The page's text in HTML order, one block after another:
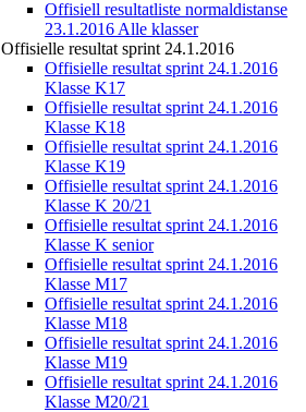
Offisiell resultatliste normaldistanse
23.1.2016 Alle klasser
Offisielle resultat sprint 24.1.2016
Offisielle resultat sprint 24.1.2016
Klasse K17
Offisielle resultat sprint 24.1.2016
Klasse K18
Offisielle resultat sprint 24.1.2016
Klasse K19
Offisielle resultat sprint 24.1.2016
Klasse K 20/21
Offisielle resultat sprint 24.1.2016
Klasse K senior
Offisielle resultat sprint 24.1.2016
Klasse M17
Offisielle resultat sprint 24.1.2016
Klasse M18
Offisielle resultat sprint 24.1.2016
Klasse M19
Offisielle resultat sprint 24.1.2016
Klasse M20/21